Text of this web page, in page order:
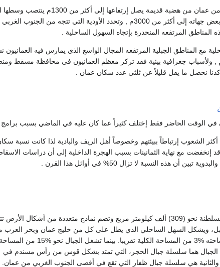
وتتكون المناطق الداخلية من عمان من هضبة قديمة يصل إرتفاعها إلى أكثر ‏من
الأخضر الذي يصل إرتفاع بعض جهاته ‏إلى أكثر من 3000م , وتحدد الأودية التي تتجه من الجنوب
المرتفعه المنحدرة بإتجاه السهول الساحلية ‏‏.‏
مع المناطق الجبلية المرتفعه المجال الواسع ‏الذي يمارس فيه
لا تقل عن 250مم , ولأسباب جغرافية بيئية فقد ‏تركز معظم العمانيون في
نحصل ما ‏يقل قليلاً عن ثلثي عدد سكان عمان .‏
في الوقت الحاضر فقط إختلف كثيراً عما كان عليه ‏في الماضي بسبب
إنخفضت مع نهاية ‏الثمانينات بسبب الهجرة الداخلية إلى أن دراسات
أن هذه النسبة لا تزال 50% في أوائل هذا القرن .‏
وتبلغ المساحة الإجمالية للسلطنة نحو (309) ألف كيلومتر مربع وتضم نماذج متعددة من أشكال الأرض
ويشكل السهل الساحلي الذي يطل على كل من خليج عمان وبحر العرب
أهم سهول عمان وتبلغ مساحته %3 من المساحة الكلية تقريبا. بينما تشغل الجبال نحو %15 من المساحة
الجبال هما سلسلة جبال الحجر، التي تمتد بشكل قوس من رأس مسندم في
هي سلسلة جبال ظفار التي تقع في أقصى الجنوب الغربي من عمان.